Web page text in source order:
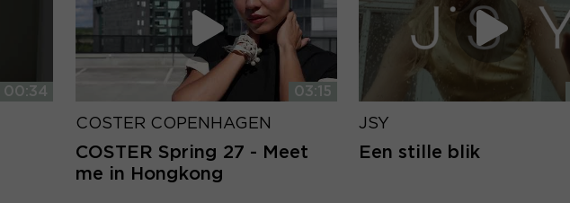
00:34 03:15
COSTER COPENHAGEN
COSTER Spring 27 - Meet
me in Hongkong
JSY
Een stille blik